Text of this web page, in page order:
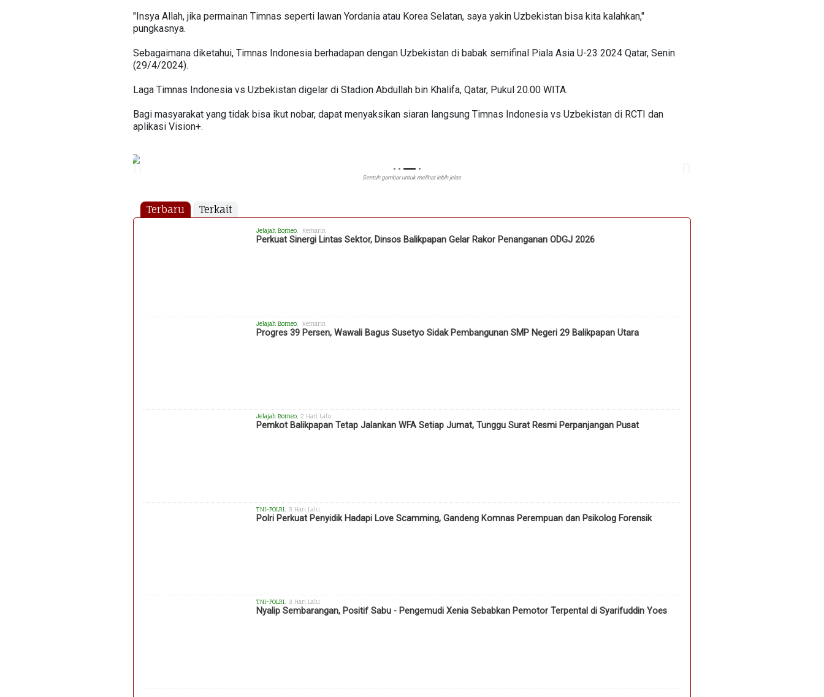
"Insya Allah, jika permainan Timnas seperti lawan Yordania atau Korea Selatan, saya yakin Uzbekistan bisa kita kalahkan,"
pungkasnya.
Sebagaimana diketahui, Timnas Indonesia berhadapan dengan Uzbekistan di babak semifinal Piala Asia U-23 2024 Qatar, Senin
(29/4/2024).
Laga Timnas Indonesia vs Uzbekistan digelar di Stadion Abdullah bin Khalifa, Qatar, Pukul 20.00 WITA.
Bagi masyarakat yang tidak bisa ikut nobar, dapat menyaksikan siaran langsung Timnas Indonesia vs Uzbekistan di RCTI dan
aplikasi Vision+.
Sentuh gambar untuk melihat lebih jelas
Terbaru Terkait
Jelajah Borneo , Kemarin
Perkuat Sinergi Lintas Sektor, Dinsos Balikpapan Gelar Rakor Penanganan ODGJ 2026
Jelajah Borneo , Kemarin
Progres 39 Persen, Wawali Bagus Susetyo Sidak Pembangunan SMP Negeri 29 Balikpapan Utara
Jelajah Borneo , 2 Hari Lalu
Pemkot Balikpapan Tetap Jalankan WFA Setiap Jumat, Tunggu Surat Resmi Perpanjangan Pusat
TNI-POLRI , 3 Hari Lalu
Polri Perkuat Penyidik Hadapi Love Scamming, Gandeng Komnas Perempuan dan Psikolog Forensik
TNI-POLRI, 3 Hari Lalu
Nyalip Sembarangan, Positif Sabu - Pengemudi Xenia Sebabkan Pemotor Terpental di Syarifuddin Yoes